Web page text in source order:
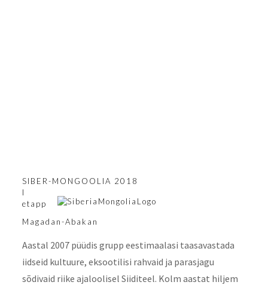
SIBER-MONGOOLIA 2018
I
etapp
Magadan-Abakan
Aastal 2007 püüdis grupp eestimaalasi taasavastada
iidseid kultuure, eksootilisi rahvaid ja parasjagu
sõdivaid riike ajaloolisel Siiditeel. Kolm aastat hiljem